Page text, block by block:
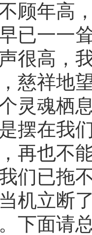
顾年高
已一一
很高，
慈祥地
灵魂栖
摆在我
再也不
们已拖
机立断
下面请